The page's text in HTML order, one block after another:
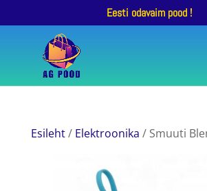
Eesti odavaim pood !
Esileht/ Elektroonika / Smuuti